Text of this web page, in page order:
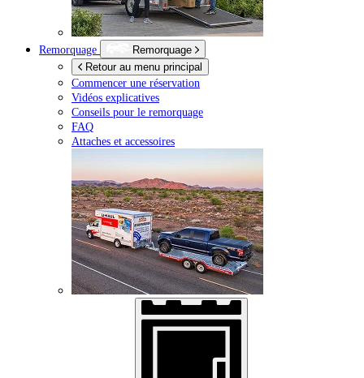
Remorquage
Remorquage
Retour au menu principal
Commencer une réservation
Vidéos explicatives
Conseils pour le remorquage
FAQ
Attaches et accessoires